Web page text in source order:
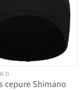
cepure Shimano